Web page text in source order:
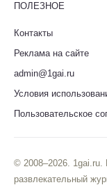
ПОЛЕЗНОЕ
Контакты
Реклама на сайте
admin@1gai.ru
Условия
Пользовательское
© 2008–2026.
развлекательный